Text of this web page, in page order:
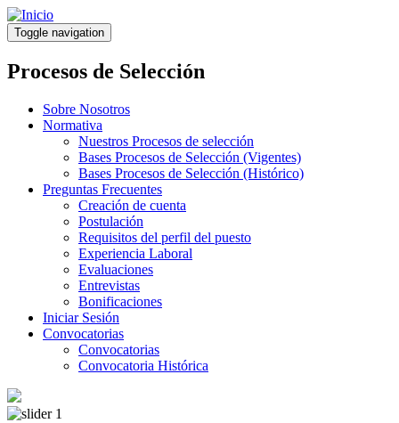
Pasar
al
contenido
principal
Toggle navigation
Procesos de Selección
Sobre Nosotros
Normativa
Nuestros Procesos de selección
Bases Procesos de Selección (Vigentes)
Bases Procesos de Selección (Histórico)
Preguntas Frecuentes
Creación de cuenta
Postulación
Requisitos del perfil del puesto
Experiencia Laboral
Evaluaciones
Entrevistas
Bonificaciones
Iniciar Sesión
Convocatorias
Convocatorias
Convocatoria Histórica